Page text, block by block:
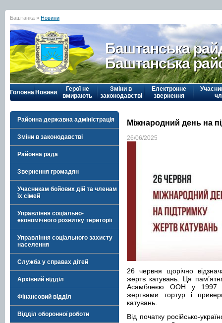
Баштанка » Новини
Баштанська
Баштанська
Головна Новини
Герої не
вмирають
Зміни в
законодавстві
Електронне
звернення
Районна державна адміністрація
Зміни в законодавстві
Районна рада
Звернення громадян
Учасникам бойових дій та членам
їх сімей
Управління соціально-
економічного розвитку території
Управління соціального захисту
населення
Служба у справах дітей
Архівний відділ
Фінансовий відділ
Відділ оборонної роботи
Міжнародний день на
26/06/2025
26 червня щорічно
жертв катувань. Ця
Асамблеєю ООН у 1997
жертвами тортур і
катувань.
Від початку російсько-